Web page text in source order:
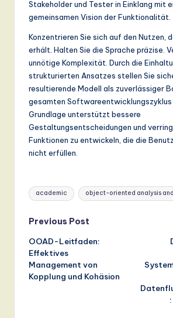
Stakeholder und Tester in Einklang mit
gemeinsamen Vision der Funktionalität.
Konzentrieren Sie sich auf den Nutzen,
erhält. Halten Sie die Sprache präzise.
unnötige Komplexität. Durch die
strukturierten Ansatzes stellen Sie
resultierende Modell als zuverlässiger
gesamten Softwareentwicklungszyklus
Grundlage unterstützt bessere
Gestaltungsentscheidungen und
Funktionen zu entwickeln, die die
nicht erfüllen.
Tags:
academic object-oriented analysis
Post
navigation
Previous Post
OOAD-Leitfaden:
Effektives
Management von
Kopplung und Kohäsion